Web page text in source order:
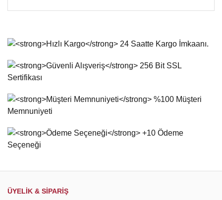
Bu ürünün fiyat bilgisi, resim, ürün açıklamalarında ve diğer
Görüş ve önerileriniz için teşekkür ederiz.
Ürün resmi kalitesiz, bozuk veya görüntülenemiyor.
Ürün açıklamasında eksik bilgiler bulunuyor.
Ürün fiyatı diğer sitelerden daha pahalı.
ÜYELİK & SİPARİŞ